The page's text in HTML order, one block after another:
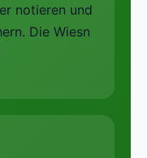
notieren und
Die Wiesn